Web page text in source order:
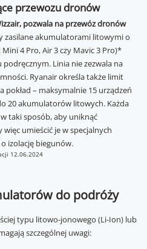
przewozu dronów
pozwala na przewóz dronów
zasilane akumulatorami litowymi o
4 Pro, Air 3 czy Mavic 3 Pro)*
Linia nie zezwala na
Ryanair określa także limit
– maksymalnie 15 urządzeń
20 akumulatorów litowych. Każda
taki sposób, aby uniknąć
umieścić je w specjalnych
izolację biegunów.
12.06.2024
do podróży
typu litowo-jonowego (Li-Ion) lub
szczególnej uwagi: